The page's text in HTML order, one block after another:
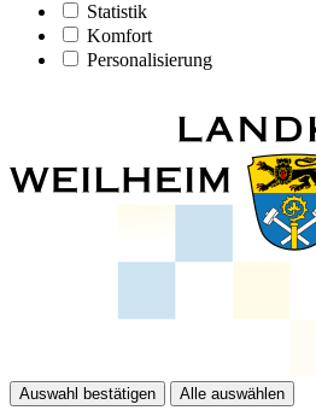
Statistik
Komfort
Personalisierung
Auswahl bestätigen Alle auswählen